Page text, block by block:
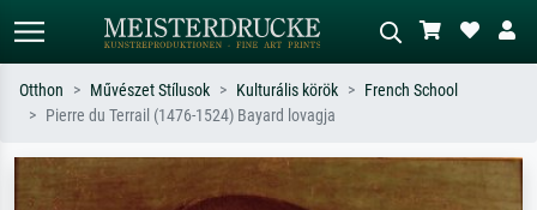
Keressen művész, műcím vagy stílus
szerint – pl. Monet, Csillagos éj,
piros absztrakt, sötét olajkép, álló akt
Otthon Művészet Stílusok Kulturális körök
French School
Pierre du Terrail (1476-1524) Bayard lovagja